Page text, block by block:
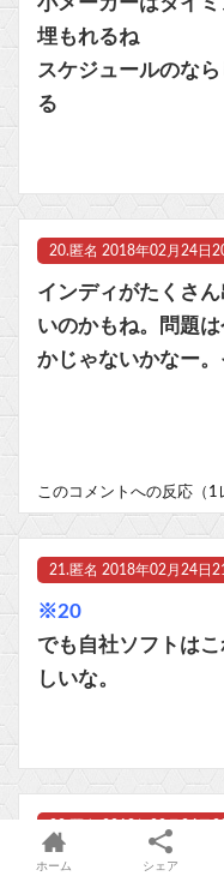
埋もれるね
スケジュールのな
る
20. 匿名 2018年02月24日
インディがたくさ
いのかもね。問題
かじゃないかなー。
このコメントへの反応（1
21. 匿名 2018年02月24日
※20
でも自社ソフトは
しいな。
https://
ホーム シェア